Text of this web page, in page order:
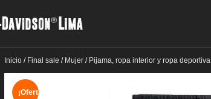
Inicio / Final sale / Mujer / Pijama, ropa interior y ropa deportiva
¡Oferta!